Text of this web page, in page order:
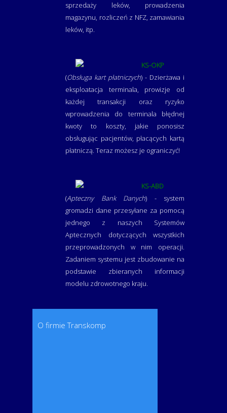
sprzedaży leków, prowadzenia
magazynu, rozliczeń z NFZ, zamawiania
leków, itp.
KS-OKP
(Obsługa kart płatniczych) - Dzierżawa i
eksploatacja terminala, prowizje od
każdej transakcji oraz ryzyko
wprowadzenia do terminala błędnej
kwoty to koszty, jakie ponosisz
obsługując pacjentów, płacących kartą
płatniczą. Teraz możesz je ograniczyć!
KS-ABD
(Apteczny Bank Danych) - system
gromadzi dane przesyłane za pomocą
jednego z naszych Systemów
Aptecznych dotyczących wszystkich
przeprowadzonych w nim operacji.
Zadaniem systemu jest zbudowanie na
podstawie zbieranych informacji
modelu zdrowotnego kraju.
O firmie Transkomp